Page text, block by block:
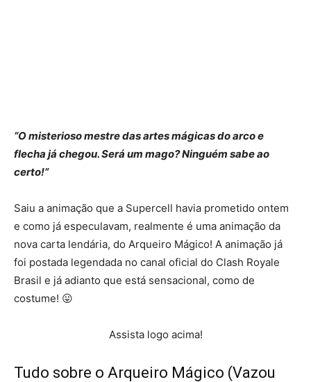
“O misterioso mestre das artes mágicas do arco e
flecha já chegou. Será um mago? Ninguém sabe ao
certo!”
Saiu a animação que a Supercell havia prometido ontem
e como já especulavam, realmente é uma animação da
nova carta lendária, do Arqueiro Mágico! A animação já
foi postada legendada no canal oficial do Clash Royale
Brasil e já adianto que está sensacional, como de
costume! 😛
Assista logo acima!
Tudo sobre o Arqueiro Mágico (Vazou